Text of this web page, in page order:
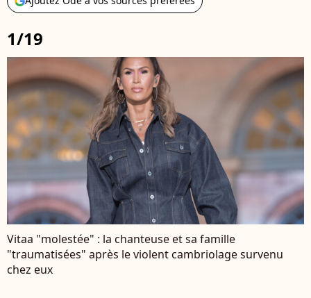
1/19
Vitaa "molestée" : la chanteuse et sa famille
"traumatisées" après le violent cambriolage survenu
chez eux